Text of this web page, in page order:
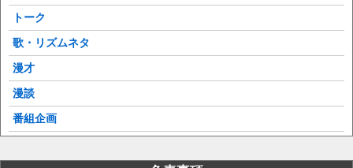
トーク
歌・リズムネタ
漫才
漫談
番組企画